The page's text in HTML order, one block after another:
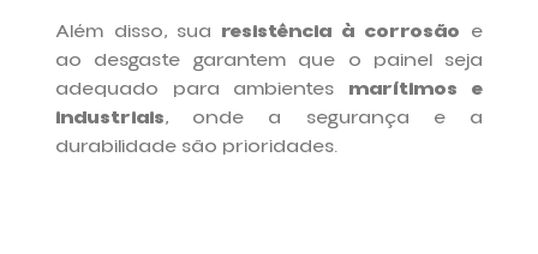
Além disso, sua resistência à corrosão e
ao desgaste garantem que o painel seja
adequado para ambientes marítimos e
industriais, onde a segurança e a
durabilidade são prioridades.